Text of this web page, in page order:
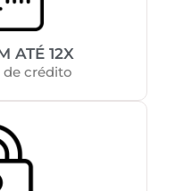
ATÉ 12X
crédito